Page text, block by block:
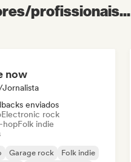
profissionais...
now
enviados
Electronic rock
hopFolk indie
Garage rock
Folk indie